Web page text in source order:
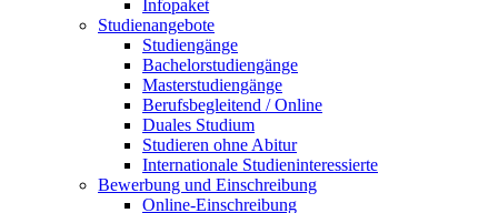
Infopaket
Studienangebote
Studiengänge
Bachelorstudiengänge
Masterstudiengänge
Berufsbegleitend / Online
Duales Studium
Studieren ohne Abitur
Internationale Studieninteressierte
Bewerbung und Einschreibung
Online-Einschreibung